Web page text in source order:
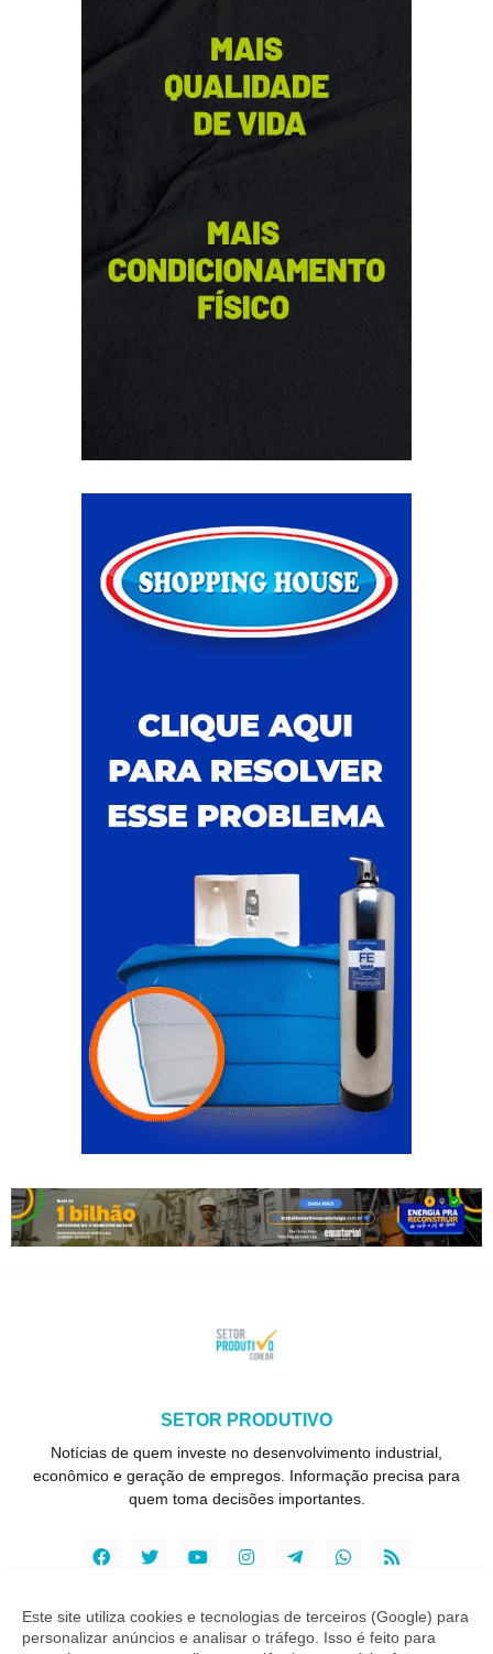
SETOR PRODUTIVO
Notícias de quem investe no desenvolvimento industrial,
econômico e geração de empregos. Informação precisa para
quem toma decisões importantes.
Copyright ©2026Setor Produtivo
Este site utiliza cookies e tecnologias de terceiros (Google) para
personalizar anúncios e analisar o tráfego. Isso é feito para